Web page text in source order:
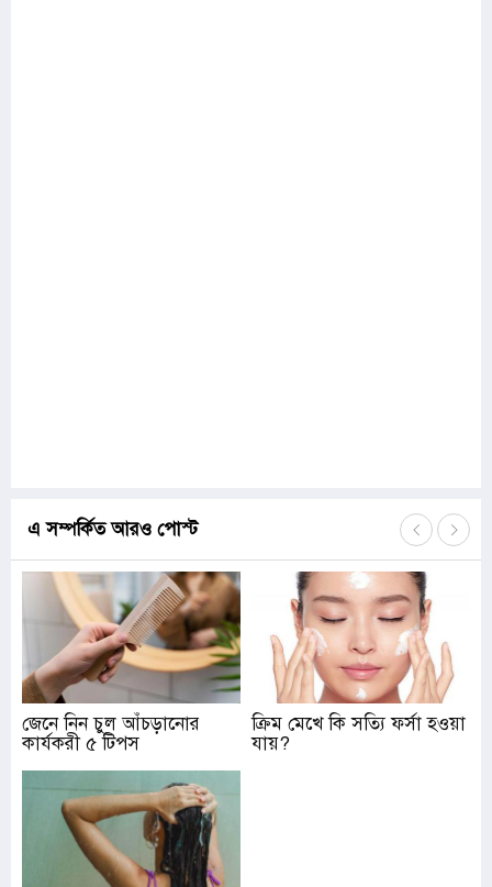
এ সম্পর্কিত আরও পোস্ট
জেনে নিন চুল আঁচড়ানোর
কার্যকরী ৫ টিপস
ক্রিম মেখে কি সত‍্যি ফর্সা হওয়া
যায়?